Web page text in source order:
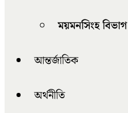
ময়মনসিংহ বিভাগ
আন্তর্জাতিক
অর্থনীতি